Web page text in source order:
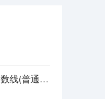
山东大学2023年高考分数线(普通文理)（免费二本和三本的区别）